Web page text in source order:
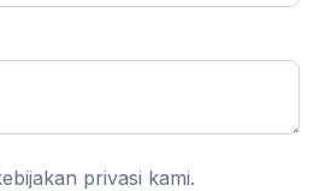
privasi kami.